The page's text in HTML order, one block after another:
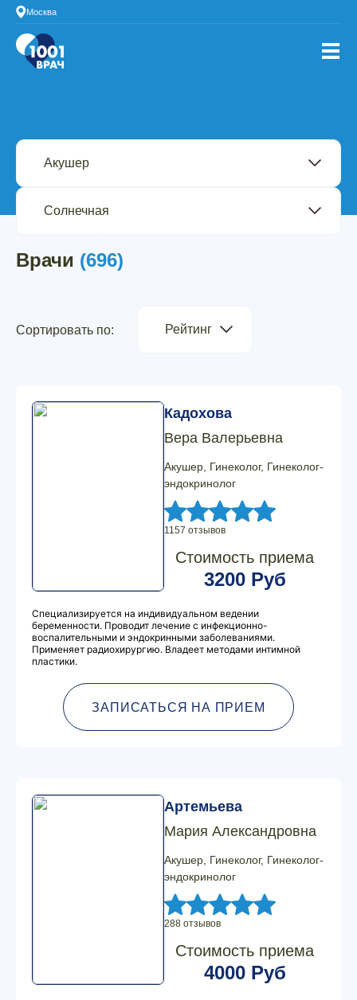
Москва
Врачи (696)
Сортировать по: Рейтинг
Кадохова
Вера Валерьевна
Акушер, Гинеколог, Гинеколог-
эндокринолог
1157 отзывов
Стоимость приема
3200 Руб
Специализируется на индивидуальном ведении
беременности. Проводит лечение с инфекционно-
воспалительными и эндокринными заболеваниями.
Применяет радиохирургию. Владеет методами интимной
пластики.
ЗАПИСАТЬСЯ НА ПРИЕМ
Артемьева
Мария Александровна
Акушер, Гинеколог, Гинеколог-
эндокринолог
288 отзывов
Стоимость приема
4000 Руб